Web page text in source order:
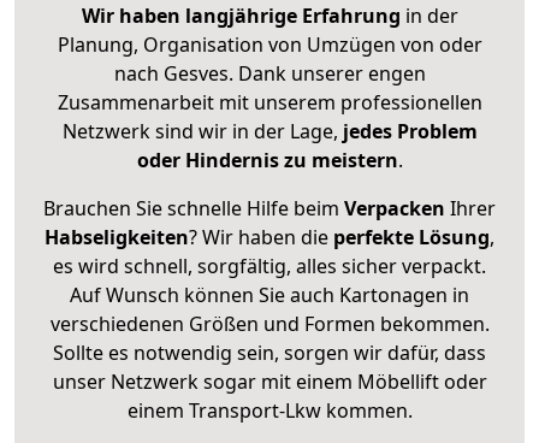
Wir haben langjährige Erfahrung in der
Planung, Organisation von Umzügen von oder
nach Gesves. Dank unserer engen
Zusammenarbeit mit unserem professionellen
Netzwerk sind wir in der Lage, jedes Problem
oder Hindernis zu meistern.
Brauchen Sie schnelle Hilfe beim Verpacken Ihrer
Habseligkeiten? Wir haben die perfekte Lösung,
es wird schnell, sorgfältig, alles sicher verpackt.
Auf Wunsch können Sie auch Kartonagen in
verschiedenen Größen und Formen bekommen.
Sollte es notwendig sein, sorgen wir dafür, dass
unser Netzwerk sogar mit einem Möbellift oder
einem Transport-Lkw kommen.